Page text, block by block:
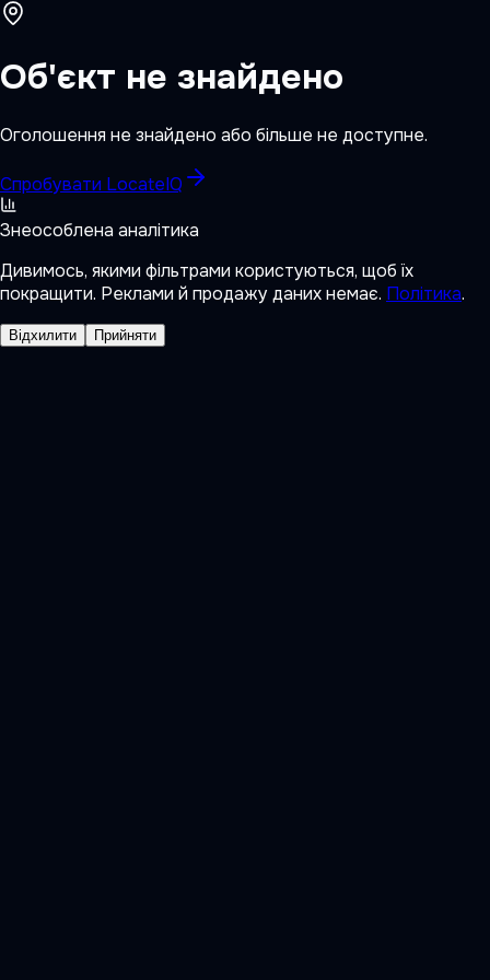
Об'єкт не знайдено
Оголошення не знайдено або більше не доступне.
Спробувати LocateIQ
Знеособлена аналітика
Дивимось, якими фільтрами користуються, щоб їх
покращити. Реклами й продажу даних немає. Політика.
Відхилити Прийняти